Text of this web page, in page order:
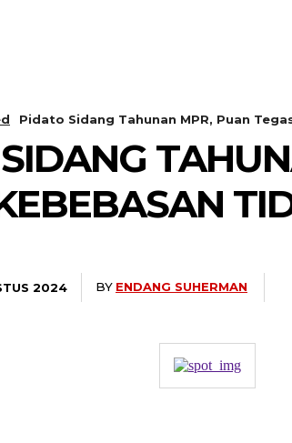
Pidato Sidang Tahunan MPR, Puan
2024 BY ENDANG SUHERMAN